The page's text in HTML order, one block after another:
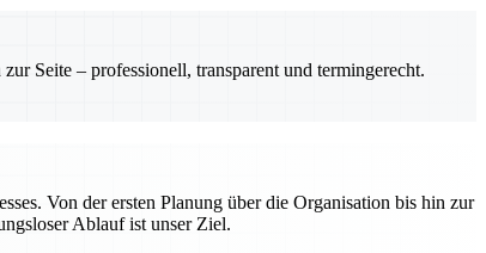
Seite – professionell, transparent und termingerecht.
Von der ersten Planung über die Organisation bis hin zur
Ablauf ist unser Ziel.